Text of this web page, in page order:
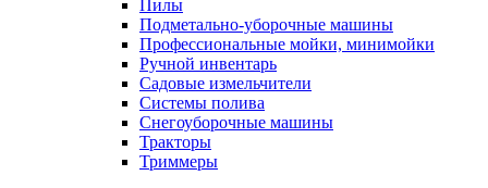
Пилы
Подметально-уборочные машины
Профессиональные мойки, минимойки
Ручной инвентарь
Садовые измельчители
Системы полива
Снегоуборочные машины
Тракторы
Триммеры